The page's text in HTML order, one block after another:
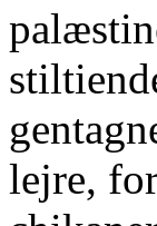
lejre,